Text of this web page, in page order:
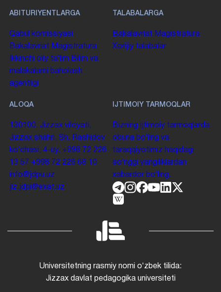
ABITURIYENTLARGA
Qabul komissiyasi
Bakalavriat Magistratura
Ikkinchi oliy taʼlim Bilim va
malakalarni baholash
agentligi
TALABALARGA
Bakalavriat Magistratura
Xorijiy talabalar
ALOQA
130100. Jizzax viloyati,
Jizzax shahri, Sh. Rashidov
koʻchasi, 4-uy. +998 72 226
13 57 +998 72 226 68 10
info@jdpu.uz
jiz.jdpi@exat.uz
IJTIMOIY TARMOQLAR
Bizning ijtimoiy tarmoqlarda
obuna boʻling va
taraqqiyotimiz haqidagi
soʻnggi yangiliklardan
xabardor boʻling.
Universitetning rasmiy nomi oʻzbek tilida:
Jizzax davlat pedagogika universiteti